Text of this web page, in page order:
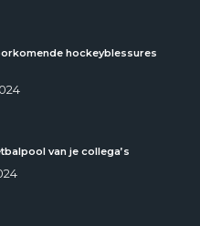
hockeyblessures
van je collega’s